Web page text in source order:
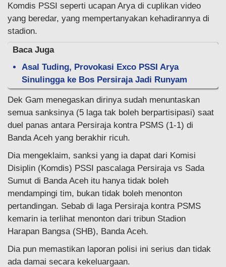
Komdis PSSI seperti ucapan Arya di cuplikan video
yang beredar, yang mempertanyakan kehadirannya di
stadion.
Baca Juga
Asal Tuding, Provokasi Exco PSSI Arya
Sinulingga ke Bos Persiraja Jadi Runyam
Dek Gam menegaskan dirinya sudah menuntaskan
semua sanksinya (5 laga tak boleh berpartisipasi) saat
duel panas antara Persiraja kontra PSMS (1-1) di
Banda Aceh yang berakhir ricuh.
Dia mengeklaim, sanksi yang ia dapat dari Komisi
Disiplin (Komdis) PSSI pascalaga Persiraja vs Sada
Sumut di Banda Aceh itu hanya tidak boleh
mendampingi tim, bukan tidak boleh menonton
pertandingan. Sebab di laga Persiraja kontra PSMS
kemarin ia terlihat menonton dari tribun Stadion
Harapan Bangsa (SHB), Banda Aceh.
Dia pun memastikan laporan polisi ini serius dan tidak
ada damai secara kekeluargaan.